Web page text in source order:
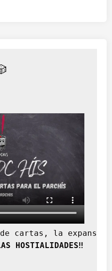
cartas, la
HOSTIALIDADES‼️